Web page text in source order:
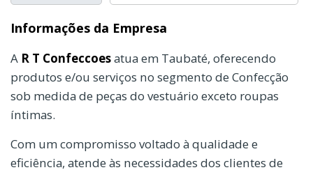
Informações da Empresa
A R T Confeccoesatua em Taubaté, oferecendo
produtos e/ou serviços no segmento de Confecção
sob medida de peças do vestuário exceto roupas
íntimas.
Com um compromisso voltado à qualidade e
eficiência, atende às necessidades dos clientes de